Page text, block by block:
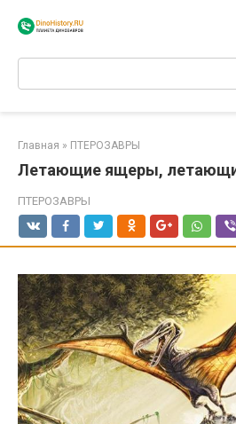
Главная » ПТЕРОЗАВРЫ
Летающие ящеры,
ПТЕРОЗАВРЫ